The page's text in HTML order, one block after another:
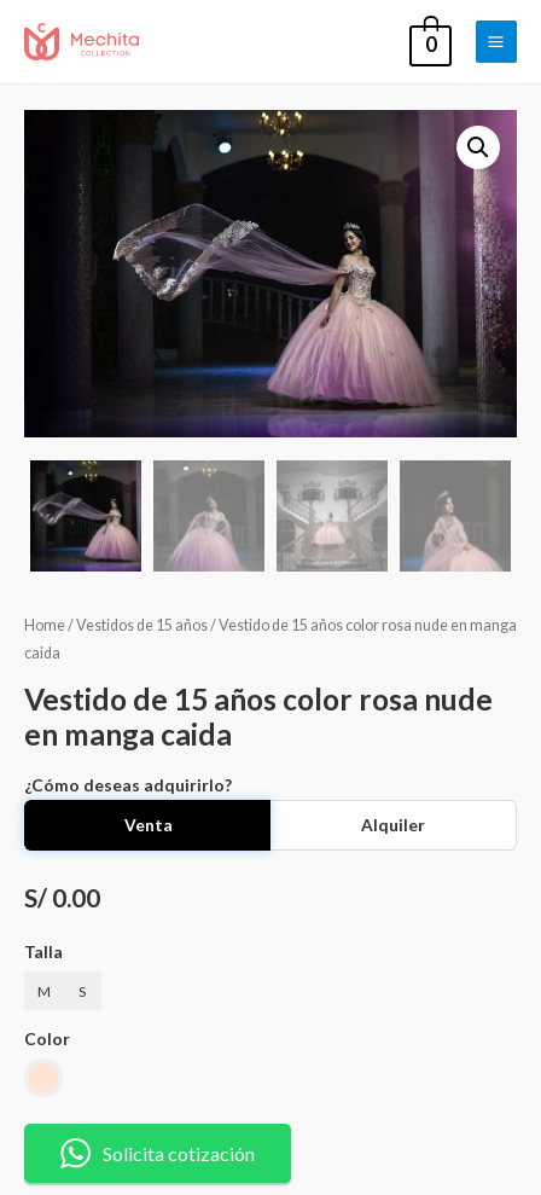
0
Main
Home/Vestidos de 15 años/ Vestido de 15 años color rosa nude en manga
caida
Vestido de 15 años color rosa nude
en manga caida
¿Cómo deseas adquirirlo?
Venta
Alquiler
S/ 0.00
Color
Talla
M S
15
Solicita cotización